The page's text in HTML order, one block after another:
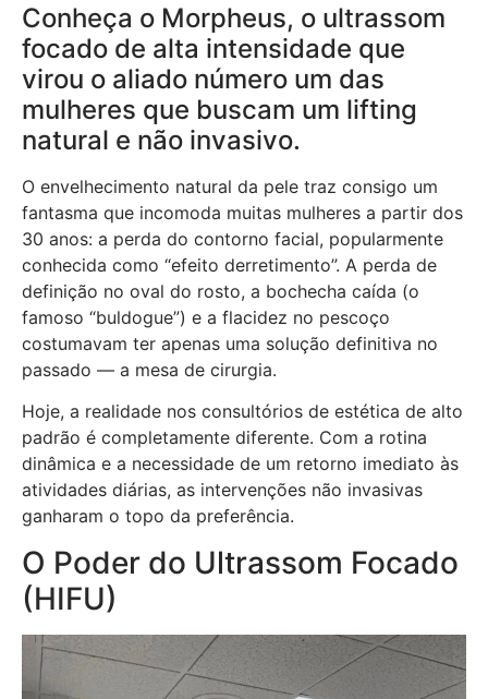
Conheça o Morpheus, o ultrassom
focado de alta intensidade que
virou o aliado número um das
mulheres que buscam um lifting
natural e não invasivo.
O envelhecimento natural da pele traz consigo um
fantasma que incomoda muitas mulheres a partir dos
30 anos: a perda do contorno facial, popularmente
conhecida como “efeito derretimento”. A perda de
definição no oval do rosto, a bochecha caída (o
famoso “buldogue”) e a flacidez no pescoço
costumavam ter apenas uma solução definitiva no
passado — a mesa de cirurgia.
Hoje, a realidade nos consultórios de estética de alto
padrão é completamente diferente. Com a rotina
dinâmica e a necessidade de um retorno imediato às
atividades diárias, as intervenções não invasivas
ganharam o topo da preferência.
O Poder do Ultrassom Focado
(HIFU)